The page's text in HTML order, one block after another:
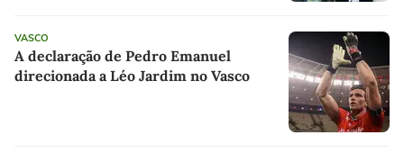
VASCO
A declaração de Pedro Emanuel
direcionada a Léo Jardim no Vasco